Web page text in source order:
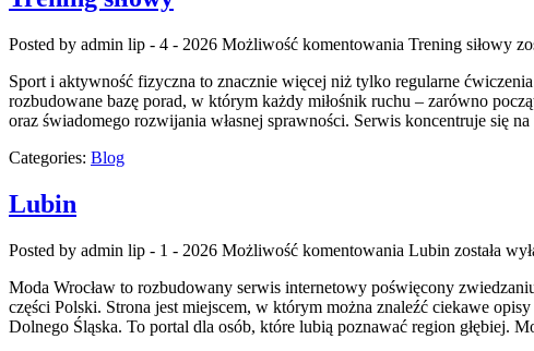
Posted by admin lip - 4 - 2026 Możliwość komentowania Trening siłowy
Sport i aktywność fizyczna to znacznie więcej niż tylko regularne
rozbudowane bazę porad, w którym każdy miłośnik ruchu – zarówno
oraz świadomego rozwijania własnej sprawności. Serwis koncentruje się
Categories: Blog
Lubin
Posted by admin lip - 1 - 2026 Możliwość komentowania Lubin została
Moda Wrocław to rozbudowany serwis internetowy poświęcony
części Polski. Strona jest miejscem, w którym można znaleźć ciekawe
Dolnego Śląska. To portal dla osób, które lubią poznawać region głębiej.